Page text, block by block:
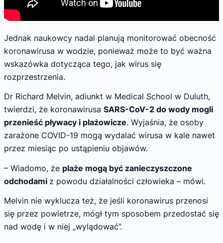
Jednak naukowcy nadal planują monitorować obecność
koronawirusa w wodzie, ponieważ może to być ważna
wskazówka dotycząca tego, jak wirus się
rozprzestrzenia.
Dr Richard Melvin, adiunkt w Medical School w Duluth,
twierdzi, że koronawirusa SARS-CoV-2 do wody mogli
przenieść pływacy i plażowicze. Wyjaśnia, że osoby
zarażone COVID-19 mogą wydalać wirusa w kale nawet
przez miesiąc po ustąpieniu objawów.
– Wiadomo, że plaże mogą być zanieczyszczone
odchodami z powodu działalności człowieka – mówi.
Melvin nie wyklucza też, że jeśli koronawirus przenosi
się przez powietrze, mógł tym sposobem przedostać się
nad wodę i w niej „wylądować”.